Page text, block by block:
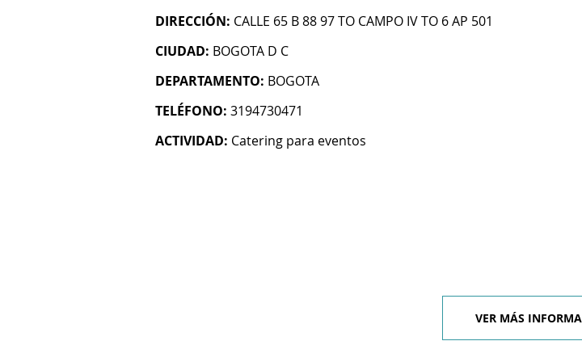
DIRECCIÓN: CALLE 65 B 88 97 TO CAMPO IV TO 6 AP 501
CIUDAD: BOGOTA D C
DEPARTAMENTO: BOGOTA
TELÉFONO: 3194730471
ACTIVIDAD: Catering para eventos
VER MÁS